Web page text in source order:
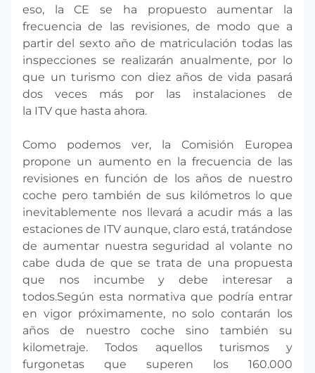
eso, la CE se ha propuesto aumentar la
frecuencia de las revisiones, de modo que a
partir del sexto año de matriculación todas las
inspecciones se realizarán anualmente, por lo
que un turismo con diez años de vida pasará
dos veces más por las instalaciones de
la ITV que hasta ahora.
Como podemos ver, la Comisión Europea
propone un aumento en la frecuencia de las
revisiones en función de los años de nuestro
coche pero también de sus kilómetros lo que
inevitablemente nos llevará a acudir más a las
estaciones de ITV aunque, claro está, tratándose
de aumentar nuestra seguridad al volante no
cabe duda de que se trata de una propuesta
que nos incumbe y debe interesar a
todos.Según esta normativa que podría entrar
en vigor próximamente, no solo contarán los
años de nuestro coche sino también su
kilometraje. Todos aquellos turismos y
furgonetas que superen los 160.000